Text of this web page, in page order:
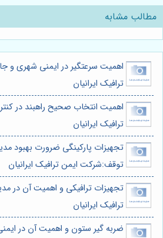
مطالب مشابه
اهمیت سرعتگیر در ایمنی شهری و
ترافیک ایرانیان
اهمیت انتخاب صحیح راهبند در
ترافیک ایرانیان
تجهیزات پارکینگی ضرورت بهبود
توقف:شرکت ایمن ترافیک ایرانیان
تجهیزات ترافیکی و اهمیت آن در
ترافیک ایرانیان
ضربه گیر ستون و اهمیت آن در